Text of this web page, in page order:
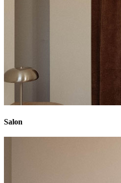
Salon